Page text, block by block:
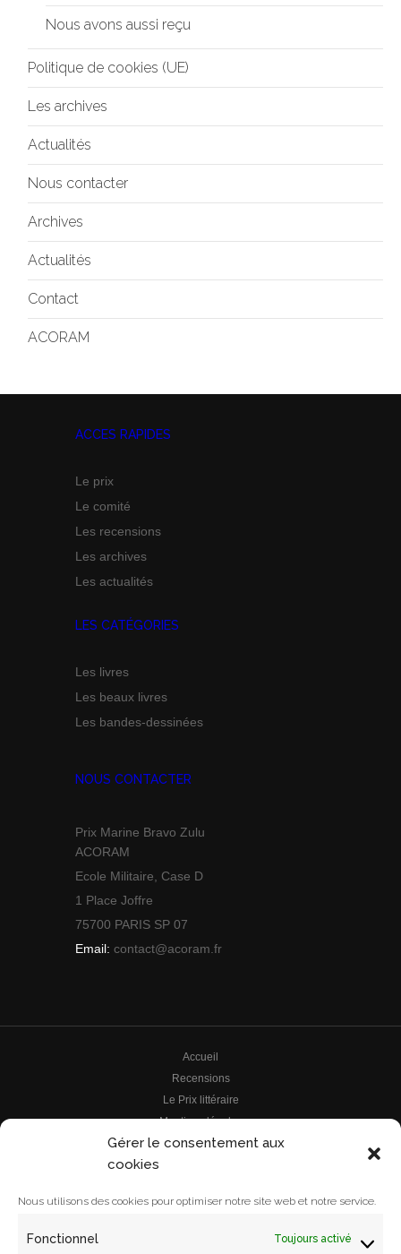
Gérer le consentement aux
cookies
Nous utilisons des cookies pour optimiser notre site web et notre service.
Fonctionnel Toujours activé
Nous avons aussi reçu
Politique de cookies (UE)
Les archives
Actualités
Nous contacter
Archives
Actualités
Contact
ACORAM
ACCES RAPIDES
Le prix
Le comité
Les recensions
Les archives
Les actualités
LES CATÉGORIES
Les livres
Les beaux livres
Les bandes-dessinées
NOUS CONTACTER
Prix Marine Bravo Zulu
ACORAM
Ecole Militaire, Case D
1 Place Joffre
75700 PARIS SP 07
Email: contact@acoram.fr
Accueil
Recensions
Le Prix littéraire
Mentions légales
Le prix
Le comité